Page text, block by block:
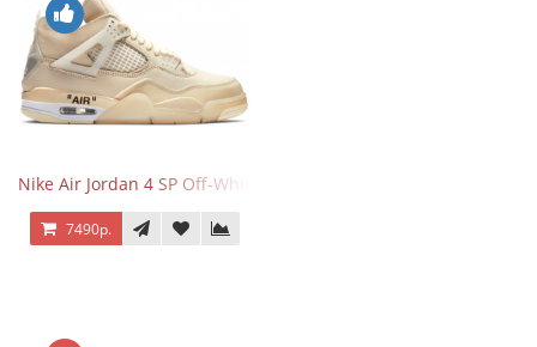
Nike Air Jordan 4 SP Off-White Sail
7490р.